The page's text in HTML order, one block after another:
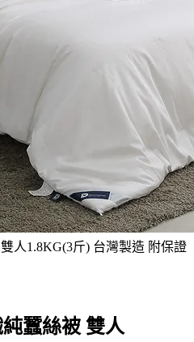
人1.8KG(3斤) 台灣製造 附保證
蠶絲被 雙人